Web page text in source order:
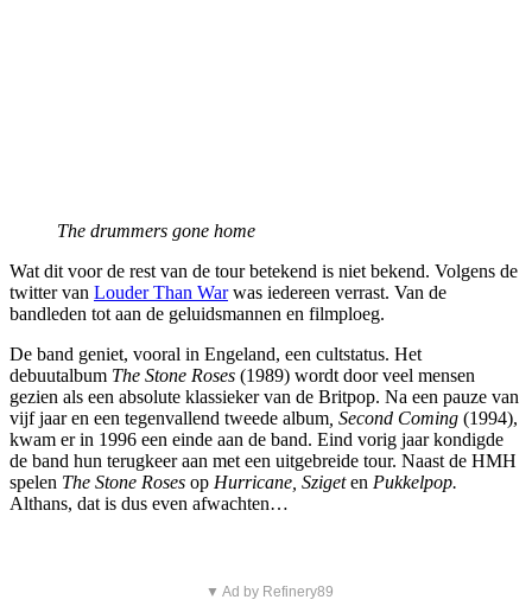
The drummers gone home
Wat dit voor de rest van de tour betekend is niet bekend. Volgens de
twitter van Louder Than Warwas iedereen verrast. Van de
bandleden tot aan de geluidsmannen en filmploeg.
De band geniet, vooral in Engeland, een cultstatus. Het
debuutalbum The Stone Roses (1989) wordt door veel mensen
gezien als een absolute klassieker van de Britpop. Na een pauze van
vijf jaar en een tegenvallend tweede album , Second Coming (1994),
kwam er in 1996 een einde aan de band. Eind vorig jaar kondigde
de band hun terugkeer aan met een uitgebreide tour. Naast de HMH
spelen The Stone Roses op Hurricane, Szigeten Pukkelpop.
Althans, dat is dus even afwachten…
▼ Ad by Refinery89